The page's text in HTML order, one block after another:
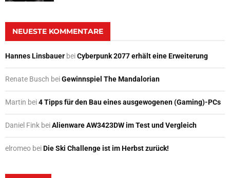
NEUESTE KOMMENTARE
Hannes Linsbauer beiCyberpunk 2077 erhält eine Erweiterung
Renate Busch beiGewinnspiel The Mandalorian
Martin bei4 Tipps für den Bau eines ausgewogenen (Gaming)-PCs
Daniel Fink beiAlienware AW3423DW im Test und Vergleich
elromeo beiDie Ski Challenge ist im Herbst zurück!